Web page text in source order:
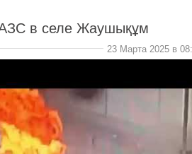
в селе Жаушықұм
23 Марта 2025 в